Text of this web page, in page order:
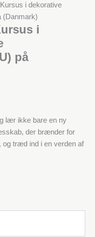
i dekorative
(Danmark)
i
på
lær ikke bare en ny
der brænder for
og træd ind i en verden af